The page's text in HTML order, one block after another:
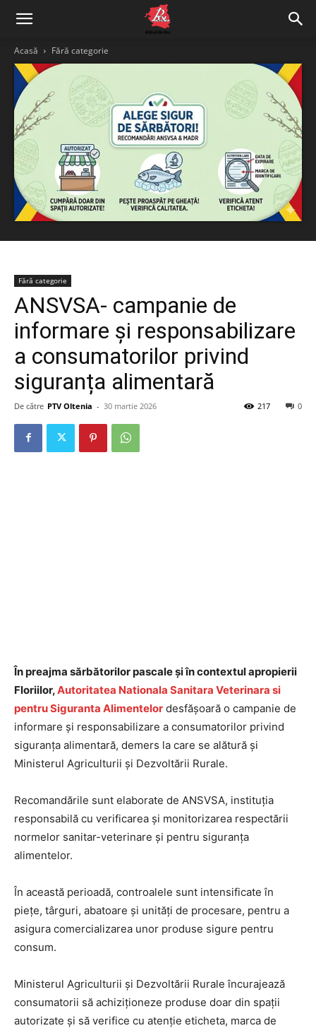
Acasă Fără categorie
Fără categorie
ANSVSA- campanie de
informare și responsabilizare
a consumatorilor privind
siguranța alimentară
De către PTV Oltenia - 30 martie 2026 0
217
În preajma sărbătorilor pascale și în contextul apropierii
Floriilor,Autoritatea Nationala Sanitara Veterinara si
pentru Siguranta Alimentelor desfășoară o campanie de
informare și responsabilizare a consumatorilor privind
siguranța alimentară, demers la care se alătură și
Ministerul Agriculturii și Dezvoltării Rurale.
Recomandările sunt elaborate de ANSVSA, instituția
responsabilă cu verificarea și monitorizarea respectării
normelor sanitar-veterinare și pentru siguranța
alimentelor.
În această perioadă, controalele sunt intensificate în
piețe, târguri, abatoare și unități de procesare, pentru a
asigura comercializarea unor produse sigure pentru
consum.
Ministerul Agriculturii și Dezvoltării Rurale încurajează
consumatorii să achiziționeze produse doar din spații
autorizate și să verifice cu atenție eticheta, marca de